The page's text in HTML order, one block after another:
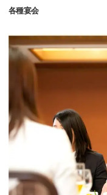
各種宴会